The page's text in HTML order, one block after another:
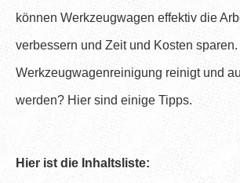
können Werkzeugwagen effektiv die
verbessern und Zeit und Kosten
Werkzeugwagenreinigung reinigt und
werden? Hier sind einige Tipps.
Hier ist die Inhaltsliste: